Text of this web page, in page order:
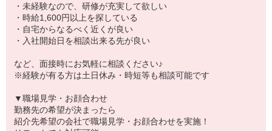
・未経験なので、研修が充実して欲しい
・時給1,600円以上を探している
・自宅からなるべく近くが良い
・入社開始日を相談出来る先が良い
など、面接時にお気軽に相談ください♪
※経験が有る方は土日休み・時短等も相談可能です
▼職場見学・お顔合わせ
勤務先の希望が決まったら
紹介先希望の会社で職場見学・お顔合わせを実施！